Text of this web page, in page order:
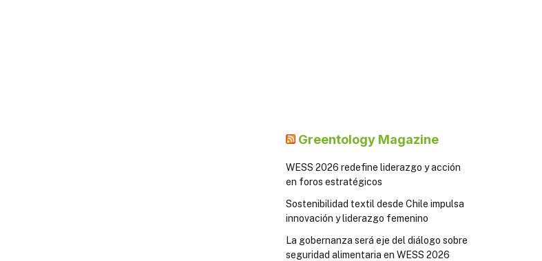
Greentology Magazine
WESS 2026 redefine liderazgo y acción
en foros estratégicos
Sostenibilidad textil desde Chile impulsa
innovación y liderazgo femenino
La gobernanza será eje del diálogo sobre
seguridad alimentaria en WESS 2026